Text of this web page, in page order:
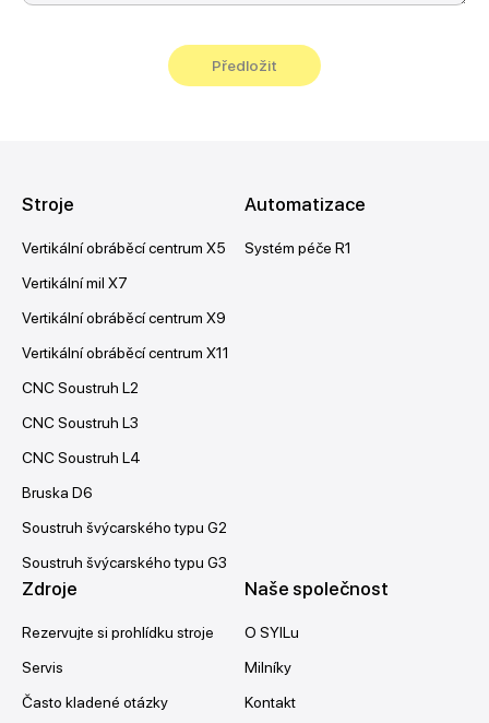
Stroje
Vertikální obráběcí centrum X5
Vertikální mil X7
Vertikální obráběcí centrum X9
Vertikální obráběcí centrum X11
CNC Soustruh L2
CNC Soustruh L3
CNC Soustruh L4
Bruska D6
Soustruh švýcarského typu G2
Soustruh švýcarského typu G3
Automatizace
Systém péče R1
Zdroje
Rezervujte si prohlídku stroje
Servis
Často kladené otázky
Naše společnost
O SYILu
Milníky
Kontakt